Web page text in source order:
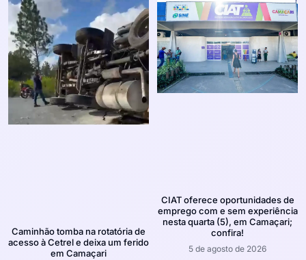
Caminhão tomba na rotatória de
acesso à Cetrel e deixa um ferido
em Camaçari
CIAT oferece oportunidades de
emprego com e sem experiência
nesta quarta (5), em Camaçari;
confira!
5 de agosto de 2026